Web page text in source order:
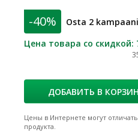
-40%
Osta 2
Цена товара со скидкой:
ДОБАВИТЬ В
Цены в Интернете могут
продукта.